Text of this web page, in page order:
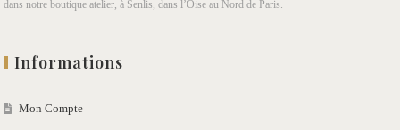
dans notre boutique atelier, à Senlis, dans l’Oise au Nord de Paris.
Informations
Mon Compte